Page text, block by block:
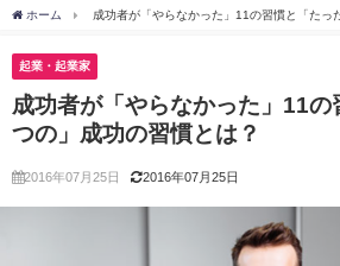
ホーム 成功者が「やらなかった」11の習慣と「たっ
起業・起業家
成功者が「やらなかった」11の
つの」成功の習慣とは？
2016年07月25日 2016年07月25日